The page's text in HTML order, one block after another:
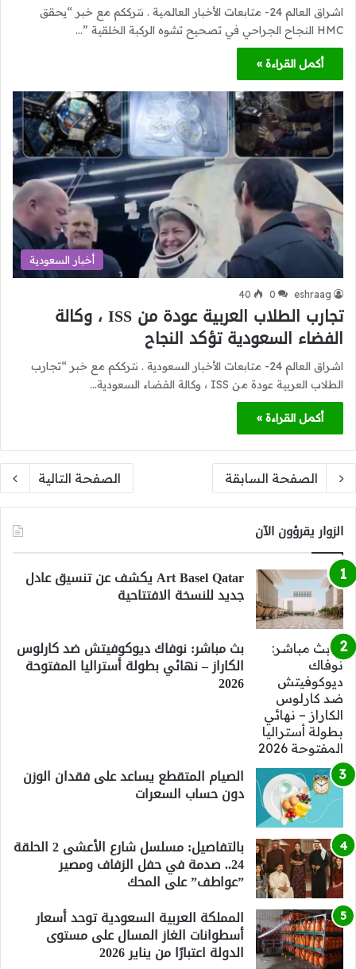
اشراق العالم 24- متابعات الأخبار العالمية . نترككم مع خبر “يحقق
HMC النجاح الجراحي في تصحيح تشوه الركبة الخلقية ”…
أكمل القراءة »
أخبار السعودية
eshraag
0
40
تجارب الطلاب العربية عودة من ISS ، وكالة
الفضاء السعودية تؤكد النجاح
اشراق العالم 24- متابعات الأخبار السعودية . نترككم مع خبر “تجارب
الطلاب العربية عودة من ISS ، وكالة الفضاء السعودية…
أكمل القراءة »
الصفحة السابقة الصفحة التالية
الزوار يقرؤون الآن
Art Basel Qatar يكشف عن تنسيق عادل
جديد للنسخة الافتتاحية
بث مباشر: نوفاك ديوكوفيتش ضد كارلوس
الكاراز – نهائي بطولة أستراليا المفتوحة
2026
الصيام المتقطع يساعد على فقدان الوزن
دون حساب السعرات
بالتفاصيل: مسلسل شارع الأعشى 2 الحلقة
24.. صدمة في حفل الزفاف ومصير
”عواطف” على المحك
المملكة العربية السعودية توحد أسعار
أسطوانات الغاز المسال على مستوى
الدولة اعتبارًا من يناير 2026